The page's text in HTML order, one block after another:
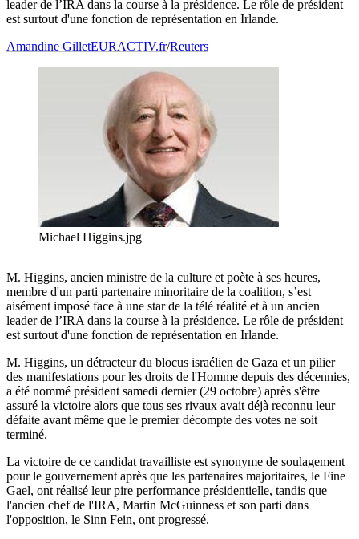
leader de l’IRA dans la course à la présidence. Le rôle de président
est surtout d'une fonction de représentation en Irlande.
Amandine GilletEURACTIV.fr/Reuters
Michael Higgins.jpg
M. Higgins, ancien ministre de la culture et poète à ses heures,
membre d'un parti partenaire minoritaire de la coalition, s’est
aisément imposé face à une star de la télé réalité et à un ancien
leader de l’IRA dans la course à la présidence. Le rôle de président
est surtout d'une fonction de représentation en Irlande.
M. Higgins, un détracteur du blocus israélien de Gaza et un pilier
des manifestations pour les droits de l'Homme depuis des décennies,
a été nommé président samedi dernier (29 octobre) après s'être
assuré la victoire alors que tous ses rivaux avait déjà reconnu leur
défaite avant même que le premier décompte des votes ne soit
terminé.
La victoire de ce candidat travailliste est synonyme de soulagement
pour le gouvernement après que les partenaires majoritaires, le Fine
Gael, ont réalisé leur pire performance présidentielle, tandis que
l'ancien chef de l'IRA, Martin McGuinness et son parti dans
l'opposition, le Sinn Fein, ont progressé.